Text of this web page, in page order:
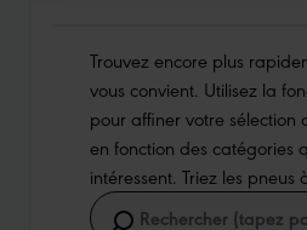
Trouvez encore plus
vous convient. Utilisez la
pour affiner votre sélection
en fonction des catégories
intéressent. Triez les pneus